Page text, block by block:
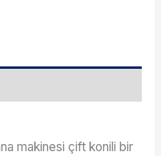
makinesi çift konili bir